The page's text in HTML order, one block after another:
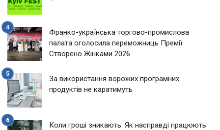
Франко-українська торгово-промислова
палата оголосила переможниць Премії
Створено Жінками 2026
За використання ворожих програмних
продуктів не каратимуть
Коли гроші зникають. Як насправді працюють